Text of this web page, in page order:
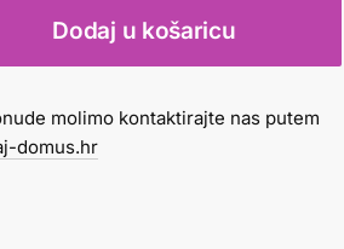
Dodaj u košaricu
molimo kontaktirajte nas putem
domus.hr